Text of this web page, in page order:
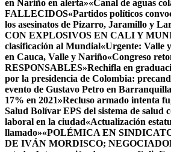
en Nariño en alerta»«Canal de aguas
FALLECIDOS«Partidos políticos
los asesinatos de Pizarro, Jaramillo y
CON EXPLOSIVOS EN CALI Y
clasificación al Mundial«Urgente: Valle
en Cauca, Valle y Nariño«Congreso
RESPONSABLES»Rechifla en
por la presidencia de Colombia:
evento de Gustavo Petro en
17% en 2021»Recluso armado intenta
Salud Bolívar EPS del sistema de salud
laboral en la ciudad«Actualización
llamado»«POLÉMICA EN
DE IVÁN MORDISCO;